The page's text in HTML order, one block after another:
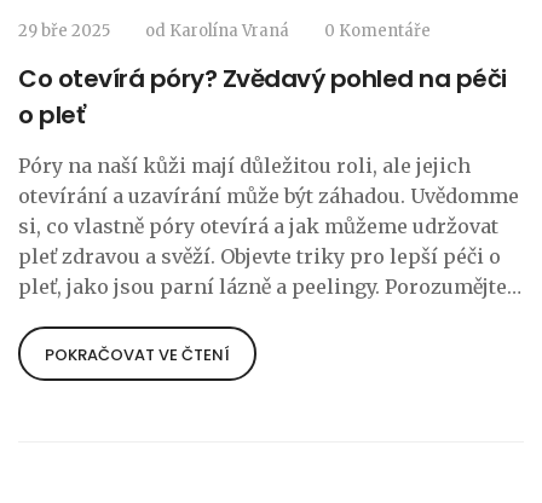
29 bře 2025 od Karolína Vraná 0 Komentáře
Co otevírá póry? Zvědavý pohled na péči
o pleť
Póry na naší kůži mají důležitou roli, ale jejich
otevírání a uzavírání může být záhadou. Uvědomme
si, co vlastně póry otevírá a jak můžeme udržovat
pleť zdravou a svěží. Objevte triky pro lepší péči o
pleť, jako jsou parní lázně a peelingy. Porozumějte
pomoci jednoduché tipy pro každodenní péči.
POKRAČOVAT VE ČTENÍ